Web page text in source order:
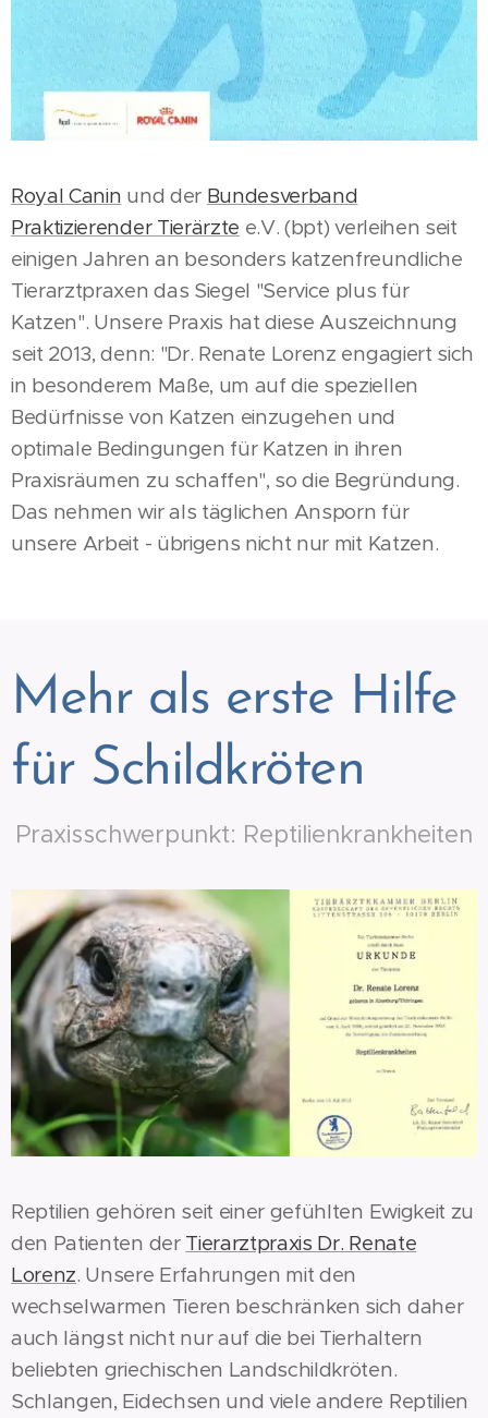
Royal Canin und der Bundesverband
Praktizierender Tierärzte e.V. (bpt) verleihen seit
einigen Jahren an besonders katzenfreundliche
Tierarztpraxen das Siegel "Service plus für
Katzen". Unsere Praxis hat diese Auszeichnung
seit 2013, denn: "Dr. Renate Lorenz engagiert sich
in besonderem Maße, um auf die speziellen
Bedürfnisse von Katzen einzugehen und
optimale Bedingungen für Katzen in ihren
Praxisräumen zu schaffen", so die Begründung.
Das nehmen wir als täglichen Ansporn für
unsere Arbeit - übrigens nicht nur mit Katzen.
Mehr als erste Hilfe
für Schildkröten
Praxisschwerpunkt: Reptilienkrankheiten
Reptilien gehören seit einer gefühlten Ewigkeit zu
den Patienten der Tierarztpraxis Dr. Renate
Lorenz. Unsere Erfahrungen mit den
wechselwarmen Tieren beschränken sich daher
auch längst nicht nur auf die bei Tierhaltern
beliebten griechischen Landschildkröten.
Schlangen, Eidechsen und viele andere Reptilien